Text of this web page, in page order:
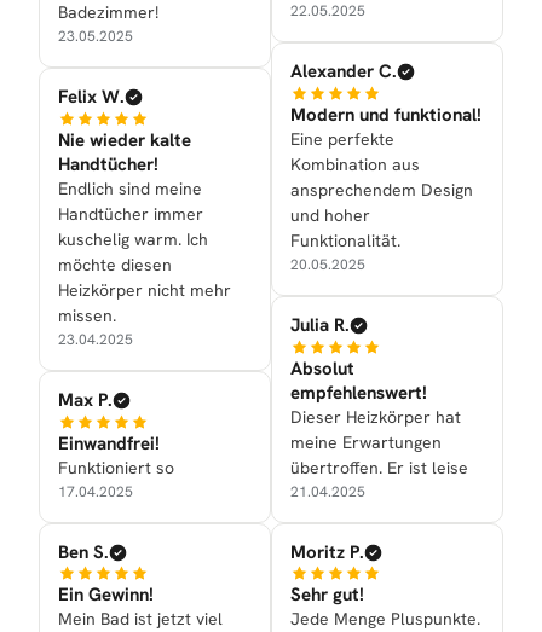
Badezimmer!
23.05.2025
Felix W.
Nie wieder kalte
Handtücher!
Endlich sind meine
Handtücher immer
kuschelig warm. Ich
möchte diesen
Heizkörper nicht mehr
missen.
23.04.2025
Max P.
Einwandfrei!
Funktioniert so
17.04.2025
Ben S.
Ein Gewinn!
Mein Bad ist jetzt viel
22.05.2025
Alexander C.
Modern und funktional!
Eine perfekte
Kombination aus
ansprechendem Design
und hoher
Funktionalität.
20.05.2025
Julia R.
Absolut
empfehlenswert!
Dieser Heizkörper hat
meine Erwartungen
übertroffen. Er ist leise
21.04.2025
Moritz P.
Sehr gut!
Jede Menge Pluspunkte.